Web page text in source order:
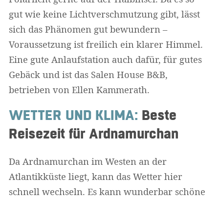
gut wie keine Lichtverschmutzung gibt, lässt
sich das Phänomen gut bewundern –
Voraussetzung ist freilich ein klarer Himmel.
Eine gute Anlaufstation auch dafür, für gutes
Gebäck und ist das Salen House B&B,
betrieben von Ellen Kammerath.
WETTER UND KLIMA: Beste
Reisezeit für Ardnamurchan
Da Ardnamurchan im Westen an der
Atlantikküste liegt, kann das Wetter hier
schnell wechseln. Es kann wunderbar schöne